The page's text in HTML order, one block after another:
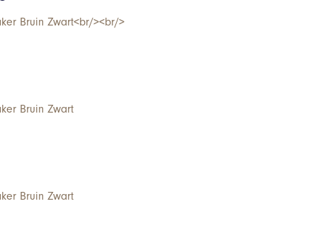
Bruin Zwart<br/><br/>
Bruin Zwart
Bruin Zwart